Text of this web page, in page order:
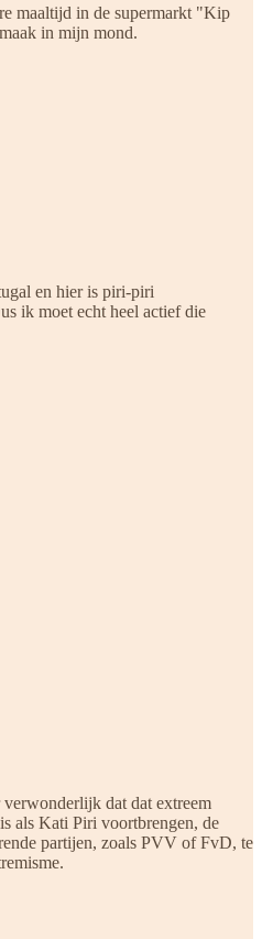
maaltijd in de supermarkt "Kip
in mijn mond.
en hier is piri-piri
ik moet echt heel actief die
dat dat extreem
als Kati Piri voortbrengen, de
partijen, zoals PVV of FvD, te